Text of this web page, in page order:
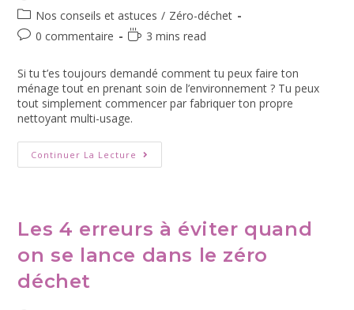
Nos conseils et astuces / Zéro-déchet
0 commentaire
3 mins read
Si tu t’es toujours demandé comment tu peux faire ton
ménage tout en prenant soin de l’environnement ? Tu peux
tout simplement commencer par fabriquer ton propre
nettoyant multi-usage.
Continuer La Lecture
Les 4 erreurs à éviter quand
on se lance dans le zéro
déchet